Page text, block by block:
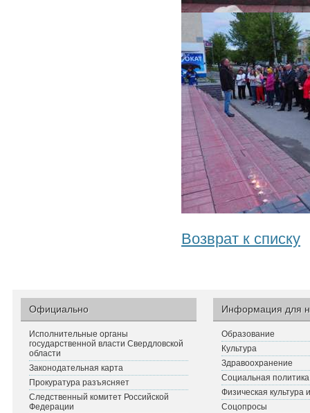
Возврат к списку
Официально
Исполнительные органы
государственной власти Свердловской
области
Законодательная карта
Прокуратура разъясняет
Следственный комитет Российской
Федерации
Информация для
Образование
Культура
Здравоохранение
Социальная политика
Физическая культура
Соцопросы